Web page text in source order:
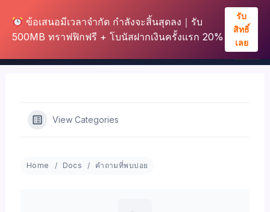
content
ข้อเสนอมีเวลาจำกัด กำลังจะสิ้นสุดลง｜รับ
500MB ทราฟฟิกฟรี + โบนัสฝากเงินครั้งแรก 20%
รับ
สิทธิ์
เลย
View Categories
Home Docs คำถามที่พบบ่อย